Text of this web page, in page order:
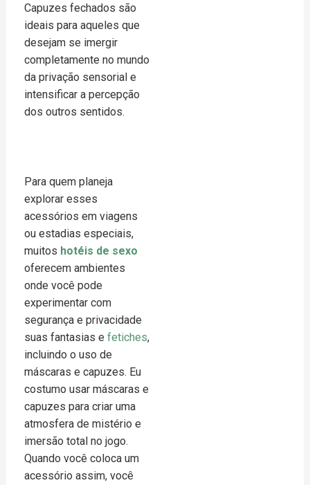
Capuzes fechados são
ideais para aqueles que
desejam se imergir
completamente no mundo
da privação sensorial e
intensificar a percepção
dos outros sentidos.
Para quem planeja
explorar esses
acessórios em viagens
ou estadias especiais,
muitos hotéis de sexo
oferecem ambientes
onde você pode
experimentar com
segurança e privacidade
suas fantasias e fetiches,
incluindo o uso de
máscaras e capuzes. Eu
costumo usar máscaras e
capuzes para criar uma
atmosfera de mistério e
imersão total no jogo.
Quando você coloca um
acessório assim, você